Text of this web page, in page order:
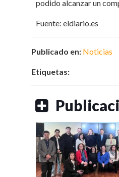
podido alcanzar un
Fuente: eldiario.es
Publicado en: Noticias
Etiquetas: